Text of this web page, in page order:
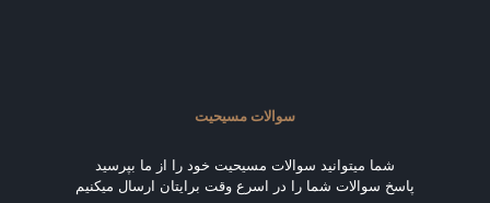
سوالات مسیحیت
شما میتوانید سوالات مسیحیت خود را از ما بپرسید
پاسخ سوالات شما را در اسرع وقت برایتان ارسال میکنیم